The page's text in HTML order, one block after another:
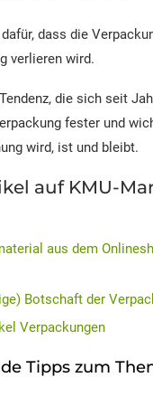
dass die
verlieren wird.
die sich seit
fester und
wird, ist und bleibt.
auf KMU-
aus dem
Botschaft der
Verpackungen
Tipps zum